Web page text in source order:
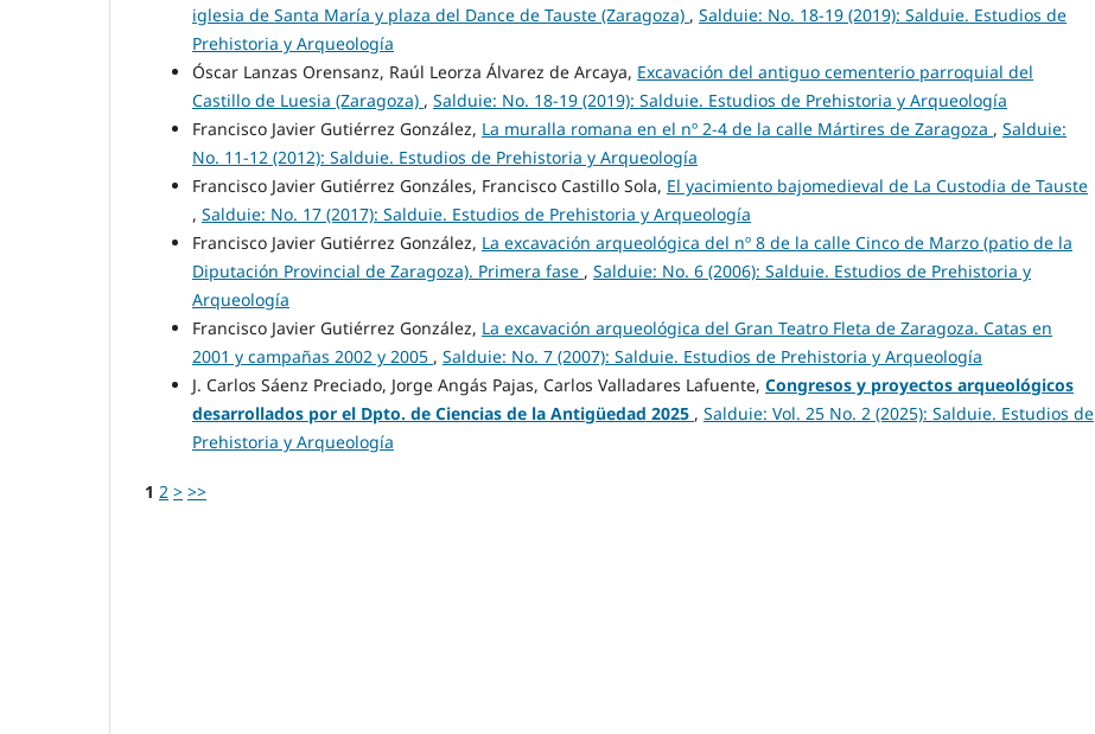
iglesia de Santa María y plaza del Dance de Tauste (Zaragoza) , Salduie: No. 18-19 (2019): Salduie. Estudios de
Prehistoria y Arqueología
Óscar Lanzas Orensanz, Raúl Leorza Álvarez de Arcaya, Excavación del antiguo cementerio parroquial del
Castillo de Luesia (Zaragoza) , Salduie: No. 18-19 (2019): Salduie. Estudios de Prehistoria y Arqueología
Francisco Javier Gutiérrez González, La muralla romana en el nº 2-4 de la calle Mártires de Zaragoza , Salduie:
No. 11-12 (2012): Salduie. Estudios de Prehistoria y Arqueología
Francisco Javier Gutiérrez Gonzáles, Francisco Castillo Sola, El yacimiento bajomedieval de La Custodia de Tauste
, Salduie: No. 17 (2017): Salduie. Estudios de Prehistoria y Arqueología
Francisco Javier Gutiérrez González, La excavación arqueológica del nº 8 de la calle Cinco de Marzo (patio de la
Diputación Provincial de Zaragoza). Primera fase , Salduie: No. 6 (2006): Salduie. Estudios de Prehistoria y
Arqueología
Francisco Javier Gutiérrez González, La excavación arqueológica del Gran Teatro Fleta de Zaragoza. Catas en
2001 y campañas 2002 y 2005 , Salduie: No. 7 (2007): Salduie. Estudios de Prehistoria y Arqueología
J. Carlos Sáenz Preciado, Jorge Angás Pajas, Carlos Valladares Lafuente, Congresos y proyectos arqueológicos
desarrollados por el Dpto. de Ciencias de la Antigüedad 2025 , Salduie: Vol. 25 No. 2 (2025): Salduie. Estudios de
Prehistoria y Arqueología
1 2 > >>